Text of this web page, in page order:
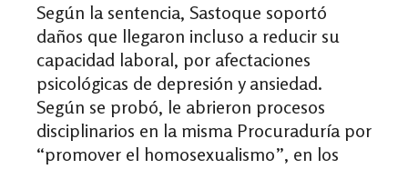
Según la sentencia, Sastoque soportó
daños que llegaron incluso a reducir su
capacidad laboral, por afectaciones
psicológicas de depresión y ansiedad.
Según se probó, le abrieron procesos
disciplinarios en la misma Procuraduría por
“promover el homosexualismo”, en los